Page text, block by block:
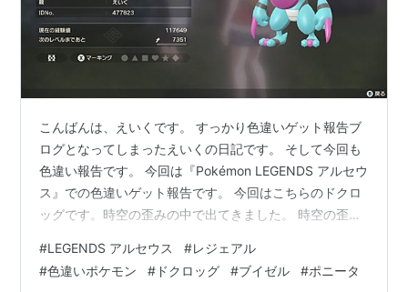
こんばんは、えいくです。 すっかり色違いゲット報告ブ
ログとなってしまったえいくの日記です。 そして今回も
色違い報告です。 今回は『Pokémon LEGENDS アルセウ
ス』での色違いゲット報告です。 今回はこちらのドクロ
ッグです。時空の歪みの中で出てきました。 時空の歪み
しても他の野生の色違いポケモンのようにその場へ留め
て置けません。 それに一定時間が経つと消えてしまうの
#LEGENDS アルセウス #レジェアル
#色違いポケモン # ドクロッグ #ブイゼル #ポニータ